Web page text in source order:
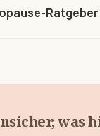
was